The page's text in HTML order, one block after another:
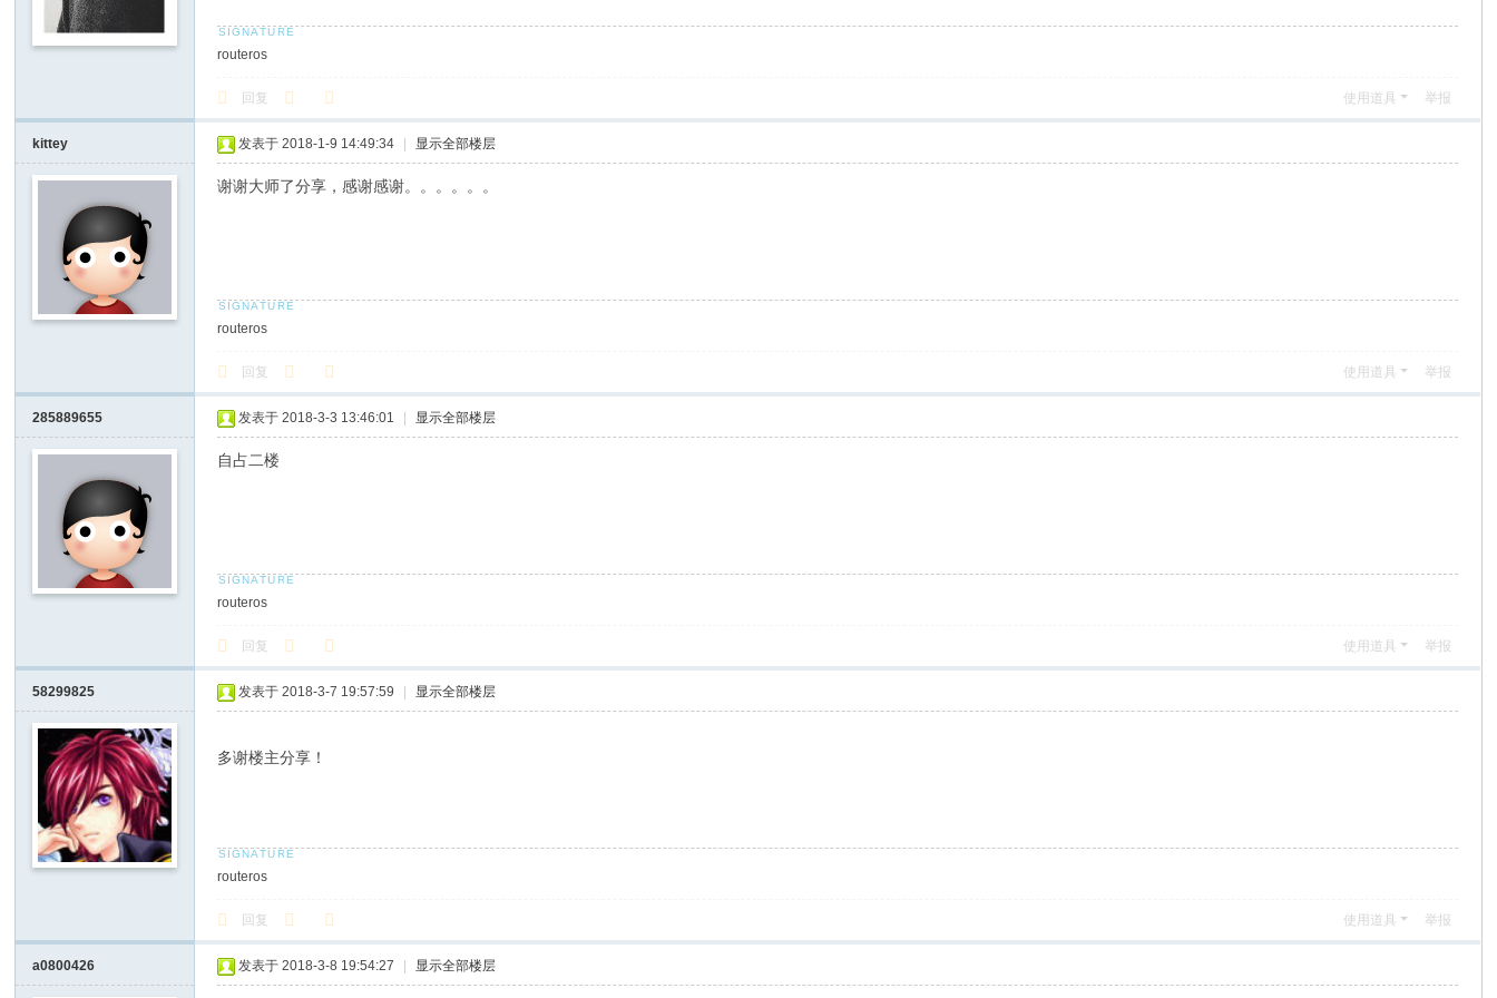
routeros
回复 使用道具 举报
kittey 发表于 2018-1-9 14:49:34 显示全部楼层
谢谢大师了分享，感谢感谢。。。。。。
routeros
回复 使用道具 举报
285889655 发表于 2018-3-3 13:46:01 显示全部楼层
自占二楼
routeros
回复 使用道具 举报
58299825 发表于 2018-3-7 19:57:59 显示全部楼层
多谢楼主分享！
routeros
回复 使用道具 举报
a0800426 发表于 2018-3-8 19:54:27 显示全部楼层